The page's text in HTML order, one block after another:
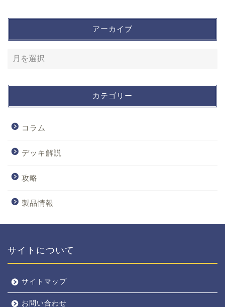
アーカイブ
カテゴリー
コラム
デッキ解説
攻略
製品情報
サイトについて
サイトマップ
お問い合わせ